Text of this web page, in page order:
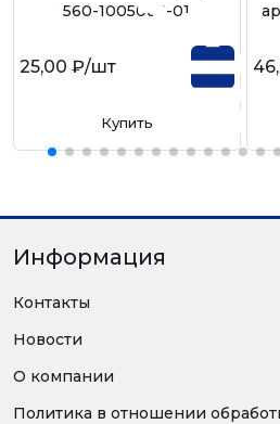
560-1005066-01
25,00 ₽/шт
Купить
Информация
Контакты
Новости
О компании
Политика в отношении